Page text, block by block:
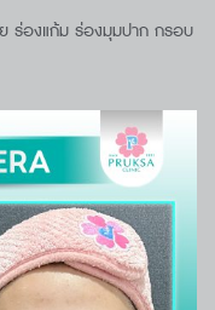
ร่องแก้ม ร่องมุมปาก กรอบ